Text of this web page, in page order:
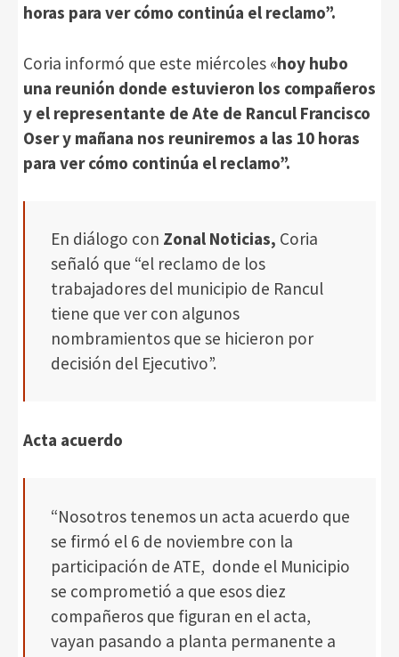
horas para ver cómo continúa el reclamo”.
Coria informó que este miércoles «hoy hubo
una reunión donde estuvieron los compañeros
y el representante de Ate de Rancul Francisco
Oser y mañana nos reuniremos a las 10 horas
para ver cómo continúa el reclamo”.
En diálogo con Zonal Noticias, Coria
señaló que “el reclamo de los
trabajadores del municipio de Rancul
tiene que ver con algunos
nombramientos que se hicieron por
decisión del Ejecutivo”.
Acta acuerdo
“Nosotros tenemos un acta acuerdo que
se firmó el 6 de noviembre con la
participación de ATE, donde el Municipio
se comprometió a que esos diez
compañeros que figuran en el acta,
vayan pasando a planta permanente a